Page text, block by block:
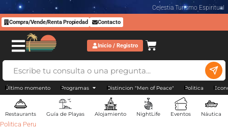
Celestia Turismo Espiritual
Compra/Vende/Renta Propiedad Contacto
Inicio / Registro
Último momento Programas Distincion "Men of Peace" Politica
Restaurants Guía de Playas Alojamiento NightLife Eventos Náutica
Politica Peru